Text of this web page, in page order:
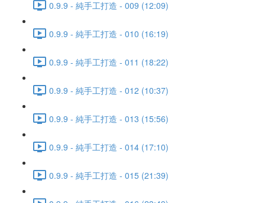
0.9.9 - 純手工打造 - 009 (12:09)
0.9.9 - 純手工打造 - 010 (16:19)
0.9.9 - 純手工打造 - 011 (18:22)
0.9.9 - 純手工打造 - 012 (10:37)
0.9.9 - 純手工打造 - 013 (15:56)
0.9.9 - 純手工打造 - 014 (17:10)
0.9.9 - 純手工打造 - 015 (21:39)